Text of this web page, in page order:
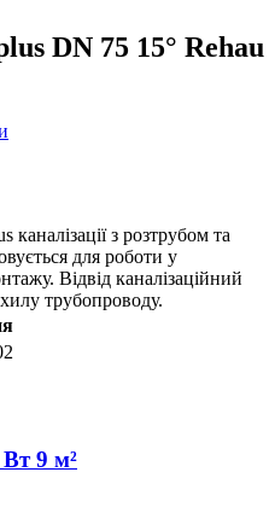
DN 75 15° Rehau
з розтрубом та
для роботи у
Відвід каналізаційний
трубопроводу.
9 м²